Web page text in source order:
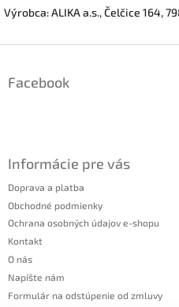
Výrobca: ALIKA a.s., Čelčice 164,
Facebook
Informácie pre vás
Doprava a platba
Obchodné podmienky
Ochrana osobných údajov e-shopu
Kontakt
O nás
Napíšte nám
Formulár na odstúpenie od zmluvy